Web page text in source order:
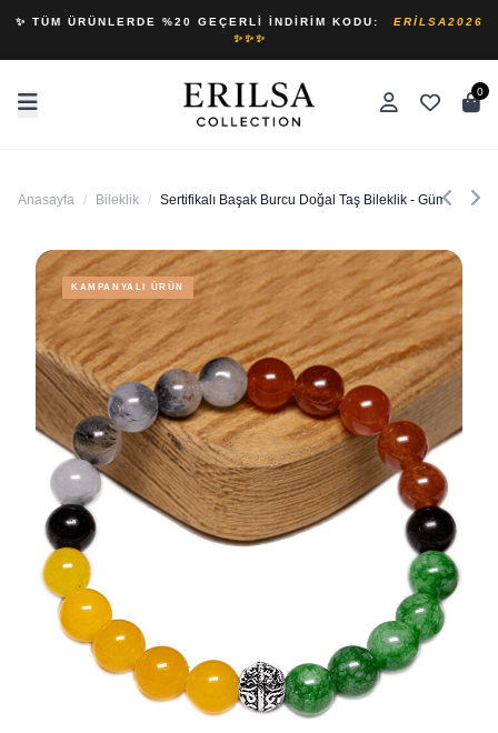
✨ TÜM ÜRÜNLERDE %20 GEÇERLI İNDIRIM KODU:
ERILSA2026
✨✨✨
0
Anasayfa / Bileklik / Sertifikalı Başak Burcu Doğal Taş Bileklik - Gümüş
KAMPANYALI ÜRÜN